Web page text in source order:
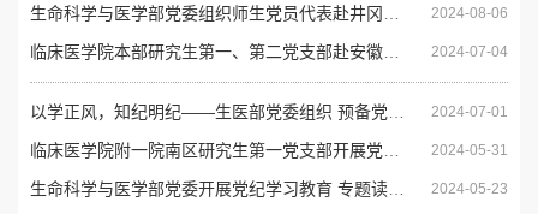
2024-08-06
2024-07-04
2024-07-01
2024-05-31
2024-05-23